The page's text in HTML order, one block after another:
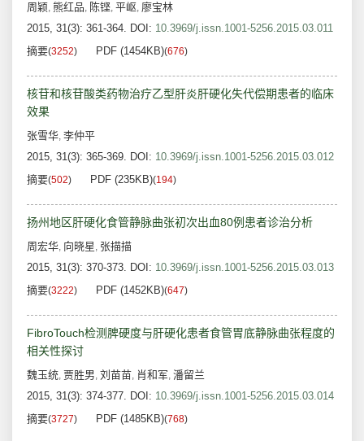
周颖, 熊红品, 陈铿, 平岖, 廖宝林
2015, 31(3): 361-364. DOI: 10.3969/j.issn.1001-5256.2015.03.011
摘要(3252) PDF (1454KB)(676)
核苷和核苷酸类药物治疗乙型肝炎肝硬化失代偿期患者的临床
效果
张雪华, 李仲平
2015, 31(3): 365-369. DOI: 10.3969/j.issn.1001-5256.2015.03.012
摘要(502) PDF (235KB)(194)
扬州地区肝硬化食管静脉曲张初次出血80例患者诊治分析
周宏华, 向晓星, 张描描
2015, 31(3): 370-373. DOI: 10.3969/j.issn.1001-5256.2015.03.013
摘要(3222) PDF (1452KB)(647)
FibroTouch检测脾硬度与肝硬化患者食管胃底静脉曲张程度的
相关性探讨
魏玉统, 贾胜男, 刘苗苗, 肖和军, 潘留兰
2015, 31(3): 374-377. DOI: 10.3969/j.issn.1001-5256.2015.03.014
摘要(3727) PDF (1485KB)(768)